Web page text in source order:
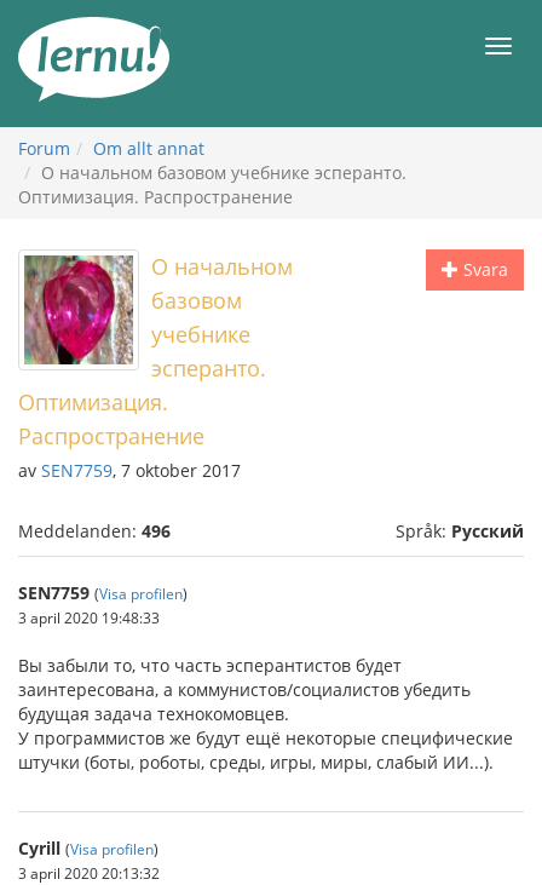
sidans
innehåll
Meny
Forum
Om allt annat
О начальном базовом учебнике эсперанто.
Оптимизация. Распространение
Svara
О начальном
базовом
учебнике
эсперанто.
Оптимизация.
Распространение
av SEN7759, 7 oktober 2017
Meddelanden: 496 Språk: Русский
SEN7759 (Visa profilen)
3 april 2020 19:48:33
Вы забыли то, что часть эсперантистов будет
заинтересована, а коммунистов/социалистов убедить
будущая задача технокомовцев.
У программистов же будут ещё некоторые специфические
штучки (боты, роботы, среды, игры, миры, слабый ИИ...).
Cyrill (Visa profilen)
3 april 2020 20:13:32